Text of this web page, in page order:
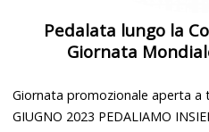
Pedalata lungo la
Giornata
Giornata promozionale aperta a
GIUGNO 2023 PEDALIAMO